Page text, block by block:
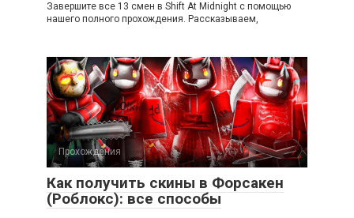
Завершите все 13 смен в Shift At Midnight с помощью
нашего полного прохождения. Рассказываем,
Прохождения
Как получить скины в Форсакен
(Роблокс): все способы